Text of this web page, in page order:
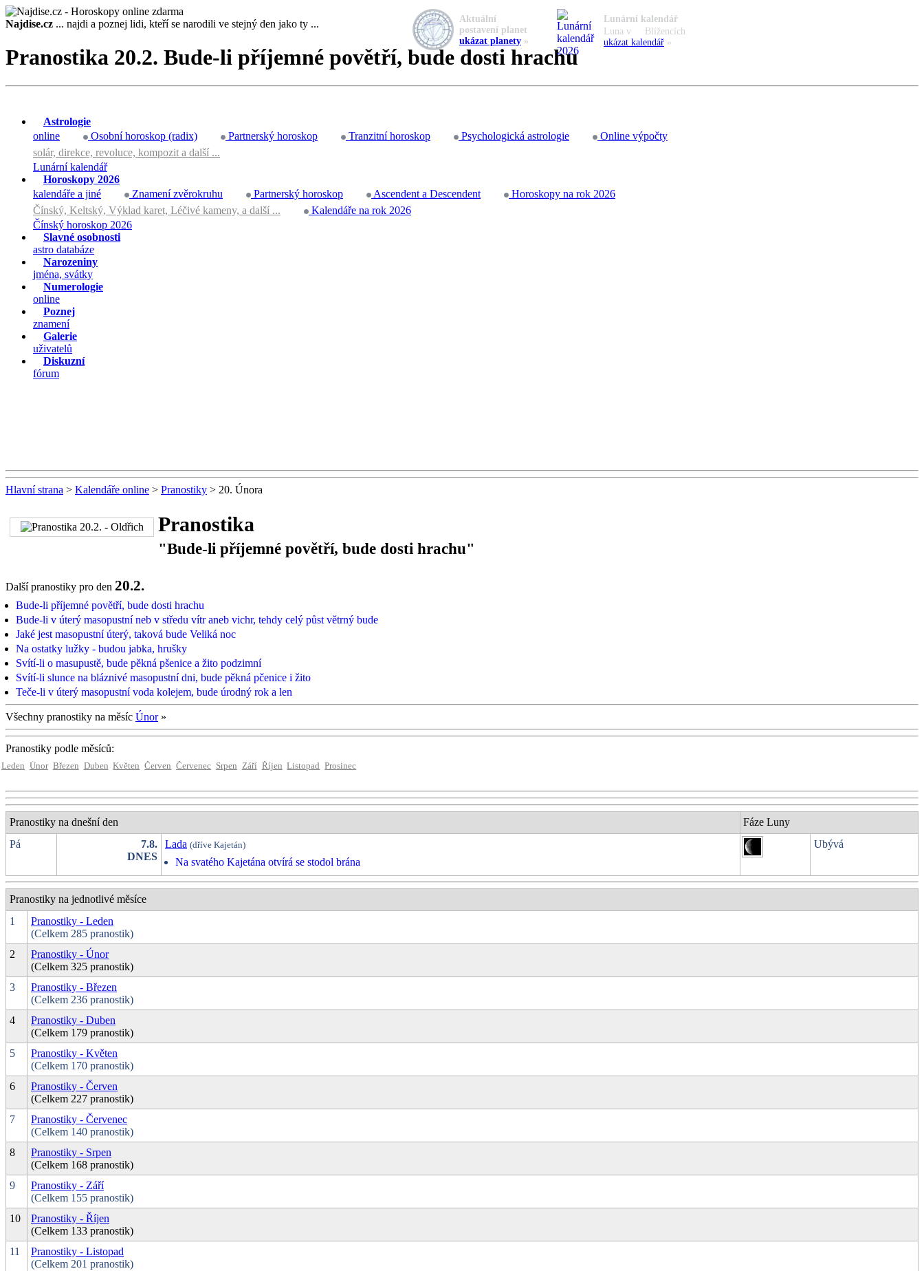
Najdise.cz ... najdi a poznej lidi, kteří se narodili ve stejný den jako ty ...
Pranostika 20.2. Bude-li příjemné povětří, bude dosti hrachu
Astrologie
online
Osobní horoskop (radix) Partnerský horoskop Tranzitní horoskop Psychologická astrologie
Online výpočty
solár, direkce, revoluce, kompozit a další ...
Lunární kalendář
Horoskopy 2026
kalendáře a jiné
Znamení zvěrokruhu Partnerský horoskop Ascendent a Descendent
Horoskopy na rok 2026
Čínský, Keltský, Výklad karet, Léčivé kameny, a další ...
Kalendáře na rok 2026
Čínský horoskop 2026
Slavné osobnosti
astro databáze
Narozeniny
jména, svátky
Numerologie
online
Poznej
znamení
Galerie
uživatelů
Diskuzní
fórum
Hlavní strana > Kalendáře online > Pranostiky > 20. Února
Pranostika
"Bude-li příjemné povětří, bude dosti hrachu"
Další pranostiky pro den 20.2.
Bude-li příjemné povětří, bude dosti hrachu
Bude-li v úterý masopustní neb v středu vítr aneb vichr, tehdy celý půst větrný bude
Jaké jest masopustní úterý, taková bude Veliká noc
Na ostatky lužky - budou jabka, hrušky
Svítí-li o masupustě, bude pěkná pšenice a žito podzimní
Svítí-li slunce na bláznivé masopustní dni, bude pěkná pčenice i žito
Teče-li v úterý masopustní voda kolejem, bude úrodný rok a len
Všechny pranostiky na měsíc Únor»
Pranostiky podle měsíců:
Leden Únor Březen Duben Květen Červen Červenec Srpen Září Říjen Listopad Prosinec
Pranostiky na dnešní den
Fáze Luny
Pá
7.8.
DNES
Lada (dříve Kajetán)
Na svatého Kajetána otvírá se stodol brána
Ubývá
Pranostiky na jednotlivé měsíce
1
Pranostiky - Leden
(Celkem 285 pranostik)
2
Pranostiky - Únor
(Celkem 325 pranostik)
3
Pranostiky - Březen
(Celkem 236 pranostik)
4
Pranostiky - Duben
(Celkem 179 pranostik)
5
Pranostiky - Květen
(Celkem 170 pranostik)
6
Pranostiky - Červen
(Celkem 227 pranostik)
7
Pranostiky - Červenec
(Celkem 140 pranostik)
8
Pranostiky - Srpen
(Celkem 168 pranostik)
9
Pranostiky - Září
(Celkem 155 pranostik)
10
Pranostiky - Říjen
(Celkem 133 pranostik)
11
Pranostiky - Listopad
(Celkem 201 pranostik)
Aktuální
postavení planet
ukázat planety »
Lunární kalendář
Luna v
Blížencích
ukázat kalendář »